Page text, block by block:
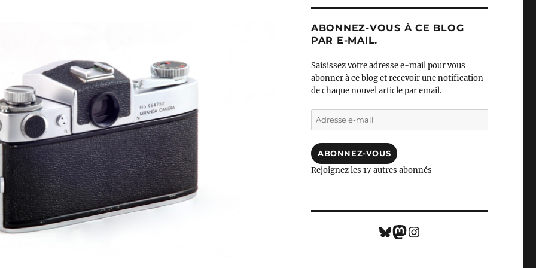
ABONNEZ-VOUS À CE BLOG
PAR E-MAIL.
Saisissez votre adresse e-mail pour vous
abonner à ce blog et recevoir une notification
de chaque nouvel article par email.
Adresse
e-
ABONNEZ-VOUS
Rejoignez les 17 autres abonnés
Bluesky
Mastodon
Instagram